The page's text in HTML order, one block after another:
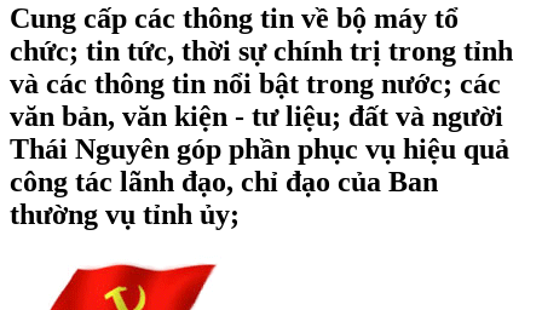
Cung cấp các thông tin về bộ máy tổ
chức; tin tức, thời sự chính trị trong tỉnh
và các thông tin nổi bật trong nước; các
văn bản, văn kiện - tư liệu; đất và người
Thái Nguyên góp phần phục vụ hiệu quả
công tác lãnh đạo, chỉ đạo của Ban
thường vụ tỉnh ủy;